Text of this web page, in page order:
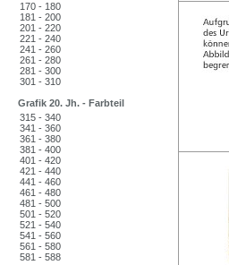
170 - 180
181 - 200
201 - 220
221 - 240
241 - 260
261 - 280
281 - 300
301 - 310
Grafik 20. Jh. - Farbteil
315 - 340
341 - 360
361 - 380
381 - 400
401 - 420
421 - 440
441 - 460
461 - 480
481 - 500
501 - 520
521 - 540
541 - 560
561 - 580
581 - 588